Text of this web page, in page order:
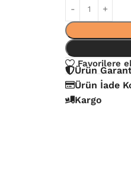
Favorilere
Ürün
Ürün İade
Kargo